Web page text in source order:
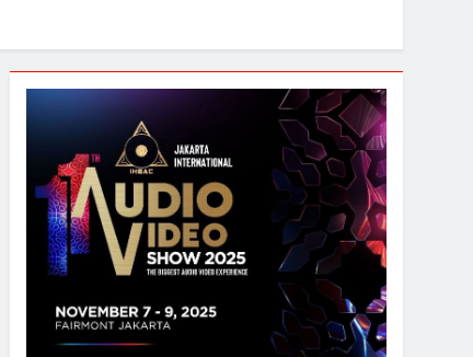
headphone dan speaker Anda
edisi terbatas